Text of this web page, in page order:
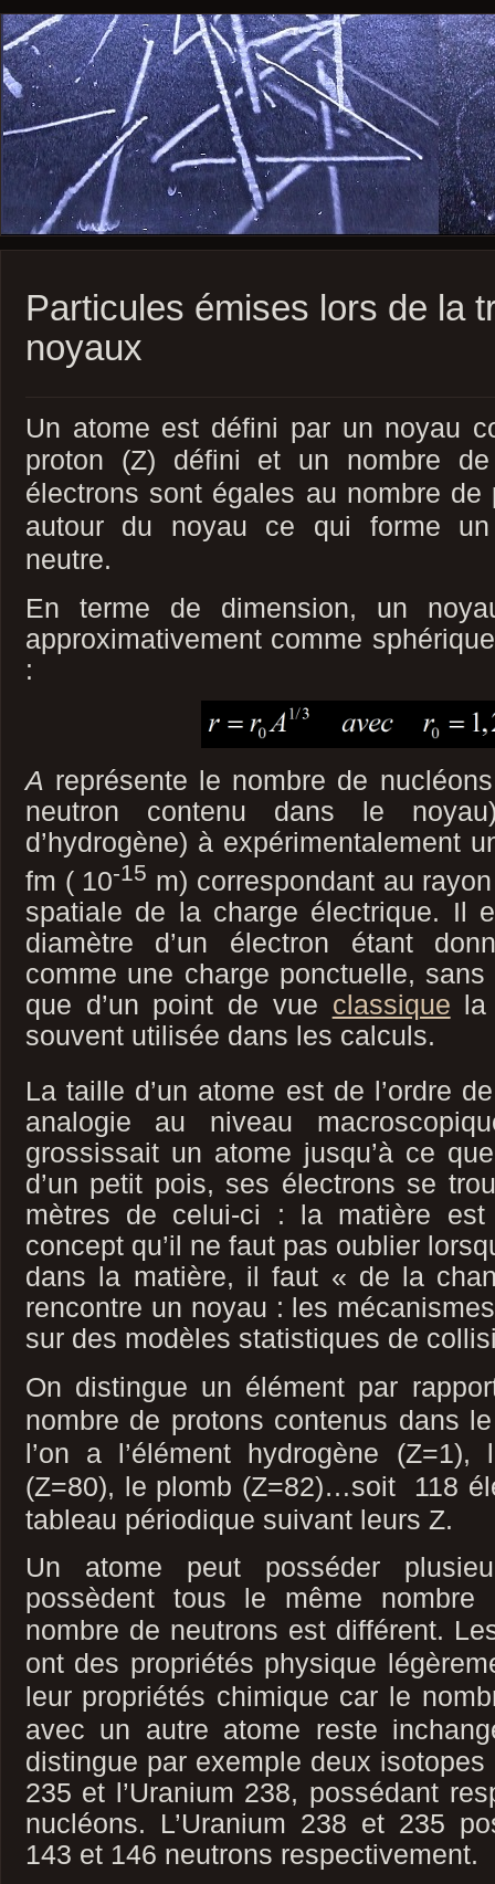
Particules émises lors de la
noyaux
Un atome est défini par un noyau
proton (Z) défini et un nombre
électrons sont égales au nombre
autour du noyau ce qui forme un
neutre.
En terme de dimension, un
approximativement comme
:
A représente le nombre de
neutron contenu dans le
d’hydrogène) à expérimentalement
fm ( 10-15 m) correspondant au
spatiale de la charge électrique. Il
diamètre d’un électron étant
comme une charge ponctuelle,
que d’un point de vue classique la
souvent utilisée dans les calculs.
La taille d’un atome est de l’ordre
analogie au niveau
grossissait un atome jusqu’à ce
d’un petit pois, ses électrons se
mètres de celui-ci : la matière
concept qu’il ne faut pas oublier
dans la matière, il faut « de la
rencontre un noyau : les
sur des modèles statistiques de
On distingue un élément par
nombre de protons contenus dans
l’on a l’élément hydrogène
(Z=80), le plomb (Z=82)…soit 118
tableau périodique suivant leurs Z.
Un atome peut posséder
possèdent tous le même
nombre de neutrons est différent.
ont des propriétés physique
leur propriétés chimique car le
avec un autre atome reste
distingue par exemple deux isotopes
235 et l’Uranium 238, possédant
nucléons. L’Uranium 238 et 235
143 et 146 neutrons respectivement.